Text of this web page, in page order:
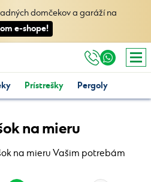
domčekov a garáží na
e-shope!
Prístrešky Pergoly
na mieru
na mieru Vašim potrebám